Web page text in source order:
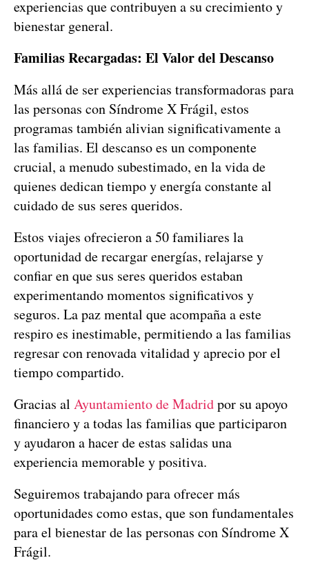
experiencias que contribuyen a su crecimiento y
bienestar general.
Familias Recargadas: El Valor del Descanso
Más allá de ser experiencias transformadoras para
las personas con Síndrome X Frágil, estos
programas también alivian significativamente a
las familias. El descanso es un componente
crucial, a menudo subestimado, en la vida de
quienes dedican tiempo y energía constante al
cuidado de sus seres queridos.
Estos viajes ofrecieron a 50 familiares la
oportunidad de recargar energías, relajarse y
confiar en que sus seres queridos estaban
experimentando momentos significativos y
seguros. La paz mental que acompaña a este
respiro es inestimable, permitiendo a las familias
regresar con renovada vitalidad y aprecio por el
tiempo compartido.
Gracias al Ayuntamiento de Madridpor su apoyo
financiero y a todas las familias que participaron
y ayudaron a hacer de estas salidas una
experiencia memorable y positiva.
Seguiremos trabajando para ofrecer más
oportunidades como estas, que son fundamentales
para el bienestar de las personas con Síndrome X
Frágil.